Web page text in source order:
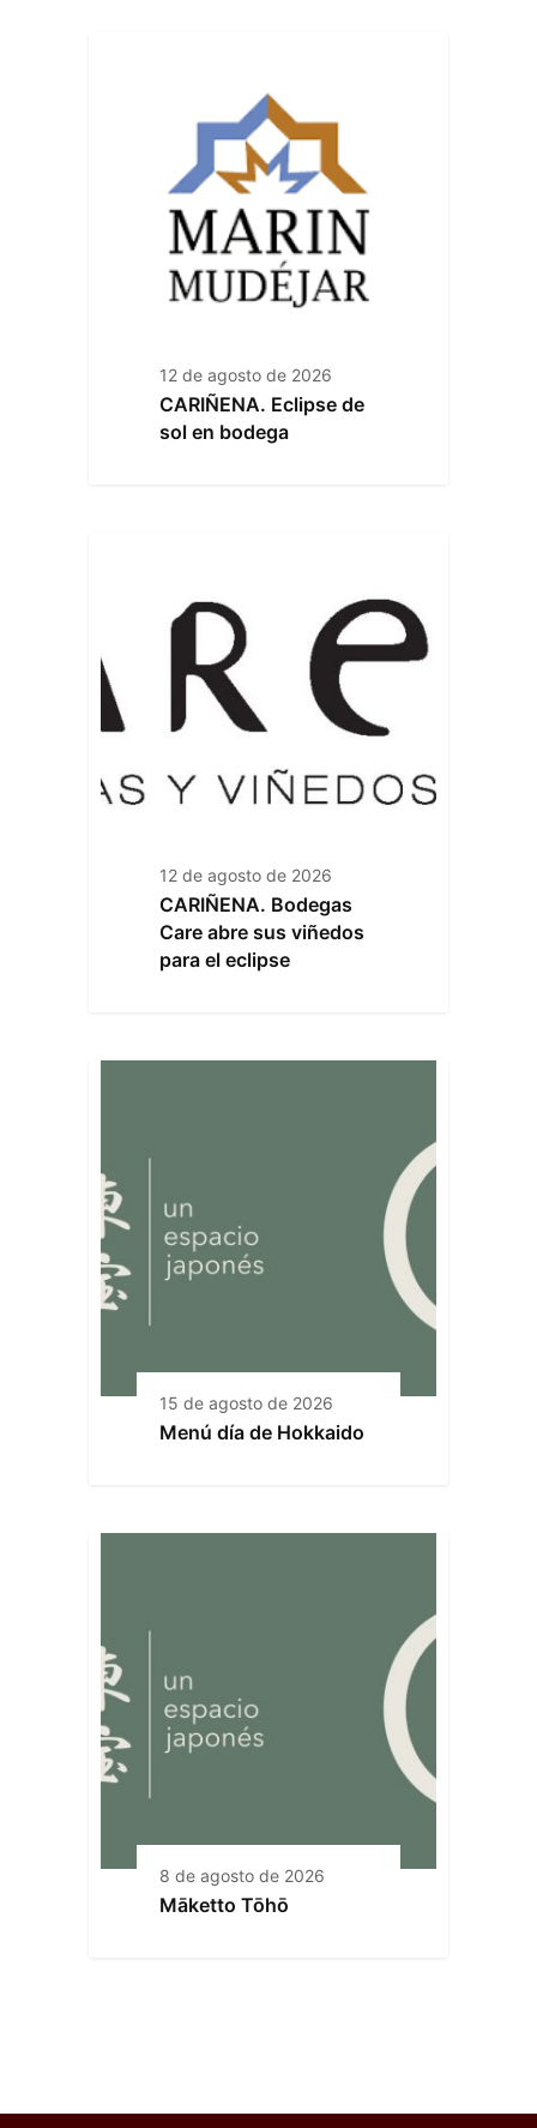
12 de agosto de 2026
CARIÑENA. Eclipse de
sol en bodega
12 de agosto de 2026
CARIÑENA. Bodegas
Care abre sus viñedos
para el eclipse
15 de agosto de 2026
Menú día de Hokkaido
8 de agosto de 2026
Māketto Tōhō